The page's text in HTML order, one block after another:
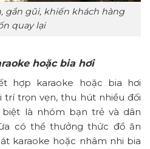
gần gũi, khiến khách hàng
quay lại
hoặc bia hơi
hợp karaoke hoặc bia hơi
trí trọn vẹn, thu hút nhiều đối
là nhóm bạn trẻ và dân
có thể thưởng thức đồ ăn
karaoke hoặc nhâm nhi bia